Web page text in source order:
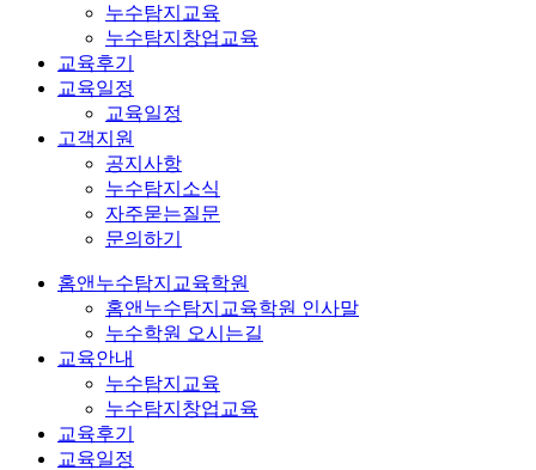
누수탐지교육
누수탐지창업교육
교육후기
교육일정
교육일정
고객지원
공지사항
누수탐지소식
자주묻는질문
문의하기
홈앤누수탐지교육학원
홈앤누수탐지교육학원 인사말
누수학원 오시는길
교육안내
누수탐지교육
누수탐지창업교육
교육후기
교육일정